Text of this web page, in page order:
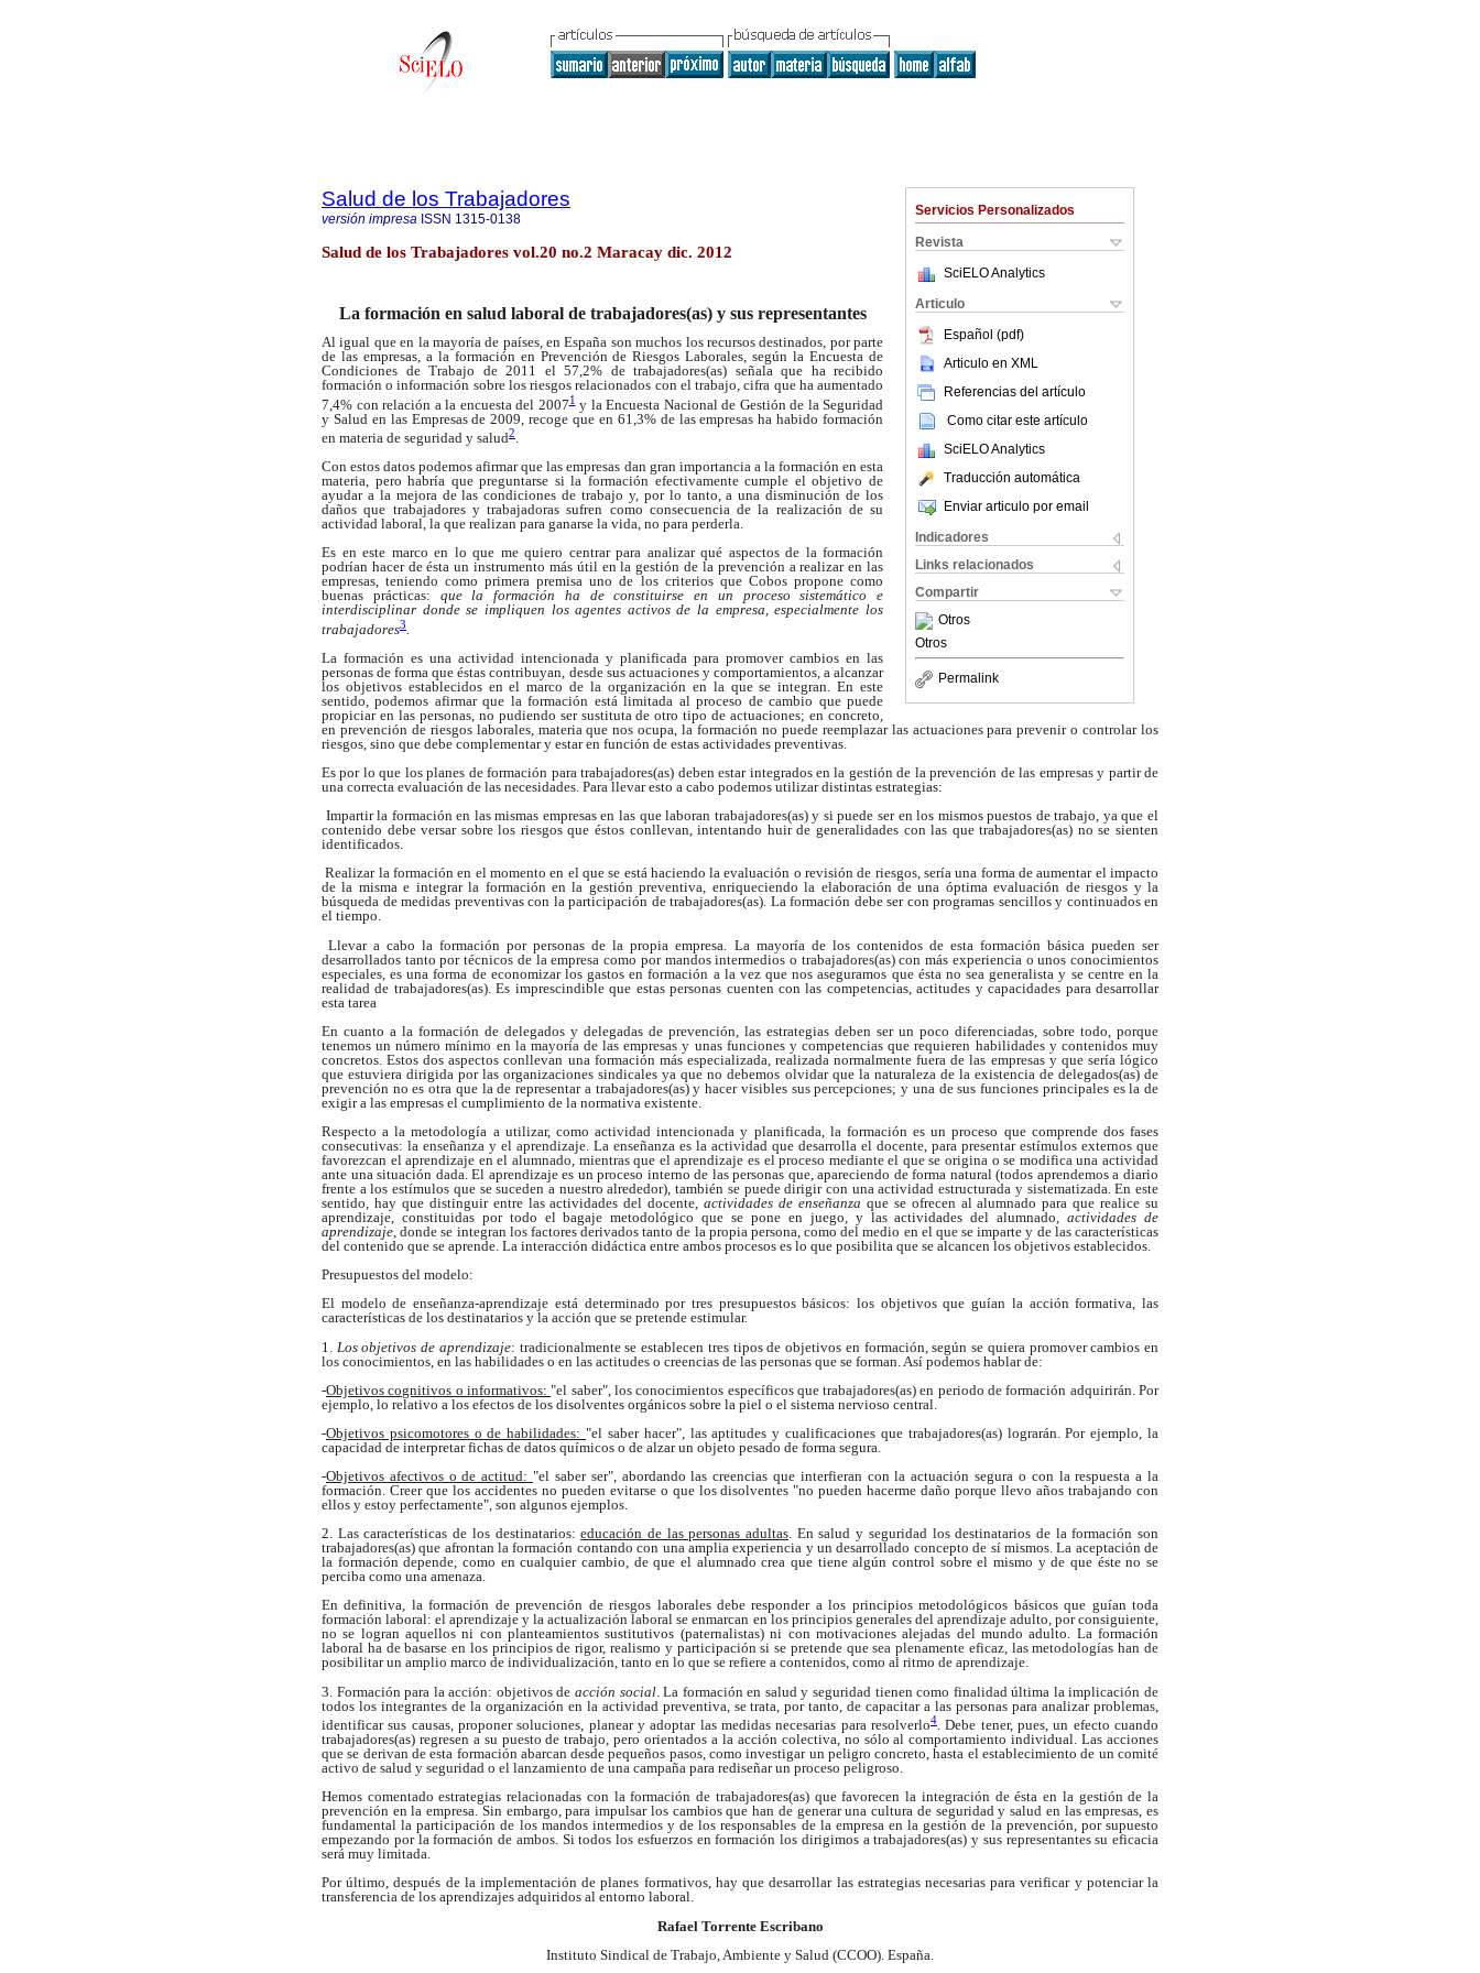
Servicios Personalizados
Revista
SciELO Analytics
Articulo
Español (pdf)
Articulo en XML
Referencias del artículo
Como citar este artículo
SciELO Analytics
Traducción automática
Enviar articulo por email
Indicadores
Links relacionados
Compartir
Otros
Otros
Permalink
Salud de los Trabajadores
versión impresa ISSN 1315-0138
Salud de los Trabajadores vol.20 no.2 Maracay dic. 2012
La formación en salud laboral de trabajadores(as) y sus representantes
Al igual que en la mayoría de países, en España son muchos los recursos destinados, por parte
de las empresas, a la formación en Prevención de Riesgos Laborales, según la Encuesta de
Condiciones de Trabajo de 2011 el 57,2% de trabajadores(as) señala que ha recibido
formación o información sobre los riesgos relacionados con el trabajo, cifra que ha aumentado
7,4% con relación a la encuesta del 20071 y la Encuesta Nacional de Gestión de la Seguridad
y Salud en las Empresas de 2009, recoge que en 61,3% de las empresas ha habido formación
en materia de seguridad y salud2
Con estos datos podemos afirmar que las empresas dan gran importancia a la formación en esta
materia, pero habría que preguntarse si la formación efectivamente cumple el objetivo de
ayudar a la mejora de las condiciones de trabajo y, por lo tanto, a una disminución de los
daños que trabajadores y trabajadoras sufren como consecuencia de la realización de su
actividad laboral, la que realizan para ganarse la vida, no para perderla.
Es en este marco en lo que me quiero centrar para analizar qué aspectos de la formación
podrían hacer de ésta un instrumento más útil en la gestión de la prevención a realizar en las
empresas, teniendo como primera premisa uno de los criterios que Cobos propone como
buenas prácticas: que la formación ha de constituirse en un proceso sistemático e
interdisciplinar donde se impliquen los agentes activos de la empresa, especialmente los
trabajadores3
La formación es una actividad intencionada y planificada para promover cambios en las
personas de forma que éstas contribuyan, desde sus actuaciones y comportamientos, a alcanzar
los objetivos establecidos en el marco de la organización en la que se integran. En este
sentido, podemos afirmar que la formación está limitada al proceso de cambio que puede
propiciar en las personas, no pudiendo ser sustituta de otro tipo de actuaciones; en concreto,
en prevención de riesgos laborales, materia que nos ocupa, la formación no puede reemplazar las actuaciones para prevenir o controlar los
riesgos, sino que debe complementar y estar en función de estas actividades preventivas.
Es por lo que los planes de formación para trabajadores(as) deben estar integrados en la gestión de la prevención de las empresas y partir de
una correcta evaluación de las necesidades. Para llevar esto a cabo podemos utilizar distintas estrategias:
 Impartir la formación en las mismas empresas en las que laboran trabajadores(as) y si puede ser en los mismos puestos de trabajo, ya que el
contenido debe versar sobre los riesgos que éstos conllevan, intentando huir de generalidades con las que trabajadores(as) no se sienten
identificados.
 Realizar la formación en el momento en el que se está haciendo la evaluación o revisión de riesgos, sería una forma de aumentar el impacto
de la misma e integrar la formación en la gestión preventiva, enriqueciendo la elaboración de una óptima evaluación de riesgos y la
búsqueda de medidas preventivas con la participación de trabajadores(as). La formación debe ser con programas sencillos y continuados en
el tiempo.
 Llevar a cabo la formación por personas de la propia empresa. La mayoría de los contenidos de esta formación básica pueden ser
desarrollados tanto por técnicos de la empresa como por mandos intermedios o trabajadores(as) con más experiencia o unos conocimientos
especiales, es una forma de economizar los gastos en formación a la vez que nos aseguramos que ésta no sea generalista y se centre en la
realidad de trabajadores(as). Es imprescindible que estas personas cuenten con las competencias, actitudes y capacidades para desarrollar
esta tarea
En cuanto a la formación de delegados y delegadas de prevención, las estrategias deben ser un poco diferenciadas, sobre todo, porque
tenemos un número mínimo en la mayoría de las empresas y unas funciones y competencias que requieren habilidades y contenidos muy
concretos. Estos dos aspectos conllevan una formación más especializada, realizada normalmente fuera de las empresas y que sería lógico
que estuviera dirigida por las organizaciones sindicales ya que no debemos olvidar que la naturaleza de la existencia de delegados(as) de
prevención no es otra que la de representar a trabajadores(as) y hacer visibles sus percepciones; y una de sus funciones principales es la de
exigir a las empresas el cumplimiento de la normativa existente.
Respecto a la metodología a utilizar, como actividad intencionada y planificada, la formación es un proceso que comprende dos fases
consecutivas: la enseñanza y el aprendizaje. La enseñanza es la actividad que desarrolla el docente, para presentar estímulos externos que
favorezcan el aprendizaje en el alumnado, mientras que el aprendizaje es el proceso mediante el que se origina o se modifica una actividad
ante una situación dada. El aprendizaje es un proceso interno de las personas que, apareciendo de forma natural (todos aprendemos a diario
frente a los estímulos que se suceden a nuestro alrededor), también se puede dirigir con una actividad estructurada y sistematizada. En este
sentido, hay que distinguir entre las actividades del docente,actividades de enseñanza que se ofrecen al alumnado para que realice su
aprendizaje, constituidas por todo el bagaje metodológico que se pone en juego, y las actividades del alumnado,actividades de
aprendizaje , donde se integran los factores derivados tanto de la propia persona, como del medio en el que se imparte y de las características
del contenido que se aprende. La interacción didáctica entre ambos procesos es lo que posibilita que se alcancen los objetivos establecidos.
Presupuestos del modelo:
El modelo de enseñanza-aprendizaje está determinado por tres presupuestos básicos: los objetivos que guían la acción formativa, las
características de los destinatarios y la acción que se pretende estimular.
1. Los objetivos de aprendizaje: tradicionalmente se establecen tres tipos de objetivos en formación, según se quiera promover cambios en
los conocimientos, en las habilidades o en las actitudes o creencias de las personas que se forman. Así podemos hablar de:
-Objetivos cognitivos o informativos:"el saber", los conocimientos específicos que trabajadores(as) en periodo de formación adquirirán. Por
ejemplo, lo relativo a los efectos de los disolventes orgánicos sobre la piel o el sistema nervioso central.
-Objetivos psicomotores o de habilidades:"el saber hacer", las aptitudes y cualificaciones que trabajadores(as) lograrán. Por ejemplo, la
capacidad de interpretar fichas de datos químicos o de alzar un objeto pesado de forma segura.
-Objetivos afectivos o de actitud:"el saber ser", abordando las creencias que interfieran con la actuación segura o con la respuesta a la
formación. Creer que los accidentes no pueden evitarse o que los disolventes "no pueden hacerme daño porque llevo años trabajando con
ellos y estoy perfectamente", son algunos ejemplos.
2. Las características de los destinatarios:educación de las personas adultas. En salud y seguridad los destinatarios de la formación son
trabajadores(as) que afrontan la formación contando con una amplia experiencia y un desarrollado concepto de sí mismos. La aceptación de
la formación depende, como en cualquier cambio, de que el alumnado crea que tiene algún control sobre el mismo y de que éste no se
perciba como una amenaza.
En definitiva, la formación de prevención de riesgos laborales debe responder a los principios metodológicos básicos que guían toda
formación laboral: el aprendizaje y la actualización laboral se enmarcan en los principios generales del aprendizaje adulto, por consiguiente,
no se logran aquellos ni con planteamientos sustitutivos (paternalistas) ni con motivaciones alejadas del mundo adulto. La formación
laboral ha de basarse en los principios de rigor, realismo y participación si se pretende que sea plenamente eficaz, las metodologías han de
posibilitar un amplio marco de individualización, tanto en lo que se refiere a contenidos, como al ritmo de aprendizaje.
3. Formación para la acción: objetivos de acción social. La formación en salud y seguridad tienen como finalidad última la implicación de
todos los integrantes de la organización en la actividad preventiva, se trata, por tanto, de capacitar a las personas para analizar problemas,
identificar sus causas, proponer soluciones, planear y adoptar las medidas necesarias para resolverlo4 . Debe tener, pues, un efecto cuando
trabajadores(as) regresen a su puesto de trabajo, pero orientados a la acción colectiva, no sólo al comportamiento individual. Las acciones
que se derivan de esta formación abarcan desde pequeños pasos, como investigar un peligro concreto, hasta el establecimiento de un comité
activo de salud y seguridad o el lanzamiento de una campaña para rediseñar un proceso peligroso.
Hemos comentado estrategias relacionadas con la formación de trabajadores(as) que favorecen la integración de ésta en la gestión de la
prevención en la empresa. Sin embargo, para impulsar los cambios que han de generar una cultura de seguridad y salud en las empresas, es
fundamental la participación de los mandos intermedios y de los responsables de la empresa en la gestión de la prevención, por supuesto
empezando por la formación de ambos. Si todos los esfuerzos en formación los dirigimos a trabajadores(as) y sus representantes su eficacia
será muy limitada.
Por último, después de la implementación de planes formativos, hay que desarrollar las estrategias necesarias para verificar y potenciar la
transferencia de los aprendizajes adquiridos al entorno laboral.
Rafael Torrente Escribano
Instituto Sindical de Trabajo, Ambiente y Salud (CCOO). España.